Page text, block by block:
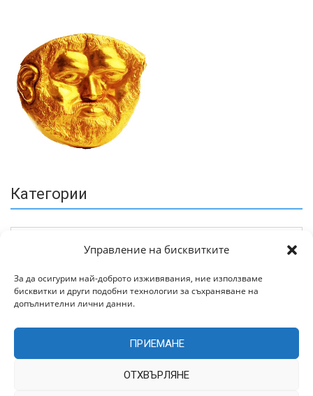
Управление на бисквитките
За да осигурим най-доброто изживявания, ние използваме
бисквитки и други подобни технологии за съхраняване на
допълнителни лични данни.
ПРИЕМАНЕ
ОТХВЪРЛЯНЕ
Категории
Архив